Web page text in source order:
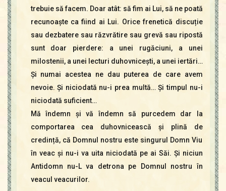
trebuie să facem. Doar atât: să fim ai Lui, să ne poată
recunoaște ca fiind ai Lui. Orice frenetică discuție
sau dezbatere sau răzvrătire sau grevă sau ripostă
sunt doar pierdere: a unei rugăciuni, a unei
milostenii, a unei lecturi duhovnicești, a unei iertări…
Și numai acestea ne dau puterea de care avem
nevoie. Și niciodată nu-i prea multă… Și timpul nu-i
niciodată suficient…
Mă îndemn și vă îndemn să purcedem dar la
comportarea cea duhovnicească și plină de
credință, că Domnul nostru este singurul Domn Viu
în veac și nu-i va uita niciodată pe ai Săi. Și niciun
Antidomn nu-L va detrona pe Domnul nostru în
veacul veacurilor.